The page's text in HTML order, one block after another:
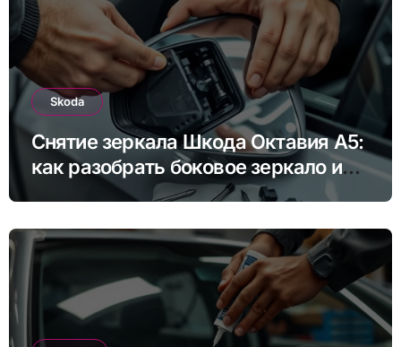
Skoda
Снятие зеркала Шкода Октавия А5:
как разобрать боковое зеркало и
снять зеркальный элемент своими